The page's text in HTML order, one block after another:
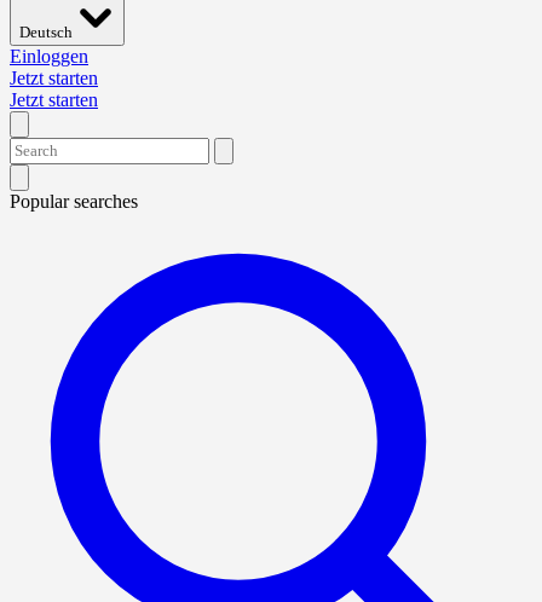
Deutsch
Einloggen
Jetzt starten
Jetzt starten
Popular searches